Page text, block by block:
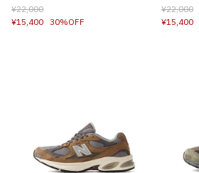
¥22,000
¥15,400 30%OFF
¥22,000
¥15,400